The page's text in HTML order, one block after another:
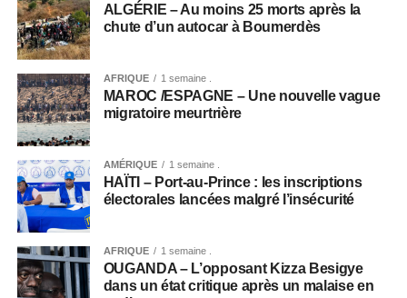
ALGÉRIE – Au moins 25 morts après la
chute d’un autocar à Boumerdès
AFRIQUE 1 semaine .
MAROC /ESPAGNE – Une nouvelle vague
migratoire meurtrière
AMÉRIQUE 1 semaine .
HAÏTI – Port-au-Prince : les inscriptions
électorales lancées malgré l’insécurité
AFRIQUE 1 semaine .
OUGANDA – L’opposant Kizza Besigye
dans un état critique après un malaise en